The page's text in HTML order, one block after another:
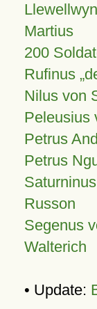
Martius
200
Rufinus
Nilus von
Peleusius
Petrus
Petrus
Russon
Segenus
Walterich
• Update: